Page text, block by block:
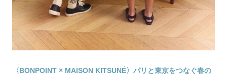
〈BONPOINT × MAISON KITSUNÉ〉パリと東京をつなぐ春の